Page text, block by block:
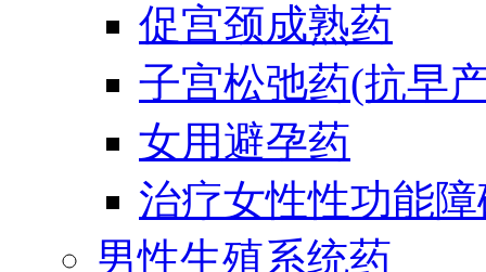
促宫颈成熟药
子宫松弛药(抗早
女用避孕药
治疗女性性功能
男性生殖系统药